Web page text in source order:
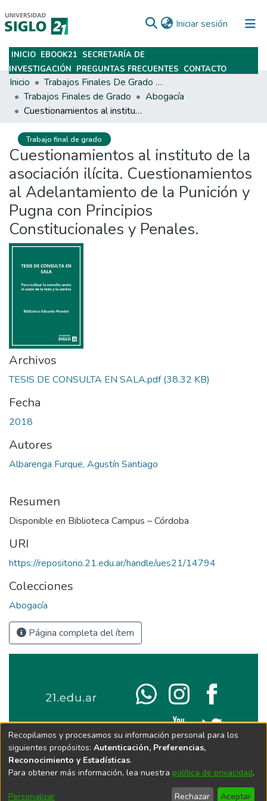
Iniciar sesión (current)
Subir
INICIO EBOOK21 SECRETARÍA DE
INVESTIGACIÓN PREGUNTAS FRECUENTES CONTACTO
Inicio
Trabajos Finales De Grado Y Posgrado
Trabajos Finales de Grado
Abogacía
Cuestionamientos al instituto de la asociación ilícita. Cuestionamientos al Adelantamiento de la Punición y Pugna con Principios Constitucionales y Penales.
Trabajo final de grado
Cuestionamientos al instituto de la
asociación ilícita. Cuestionamientos
al Adelantamiento de la Punición y
Pugna con Principios
Constitucionales y Penales.
Archivos
TESIS DE CONSULTA EN SALA.pdf(38.32 KB)
Fecha
2018
Autores
Albarenga Furque, Agustín Santiago
Resumen
Disponible en Biblioteca Campus – Córdoba
URI
https://repositorio.21.edu.ar/handle/ues21/14794
Colecciones
Abogacía
Página completa del ítem
Recopilamos y procesamos su información personal para los
siguientes propósitos: Autenticación, Preferencias,
Reconocimiento y Estadísticas.
Para obtener más información, lea nuestra política de privacidad.
Personalizar Rechazar Aceptar